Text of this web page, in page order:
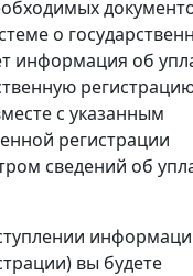
о
информация об
с указанным
регистрации
сведений об
вы будете